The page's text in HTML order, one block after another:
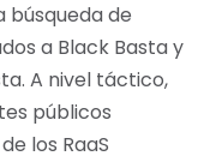
de
a Black Basta y
A nivel táctico,
públicos
los RaaS